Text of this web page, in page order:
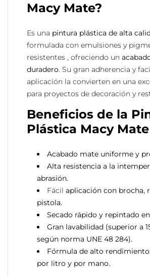
Macy Mate?
Es una pintura plástica de alta
formulada con emulsiones y
resistentes , ofreciendo un
duradero. Su gran adherencia y
aplicación la convierten en una
para proyectos de decoración y
Beneficios de la
Plástica Macy Mate
Acabado mate uniforme y
Alta resistencia a la
abrasión.
Fácil aplicación con brocha,
pistola.
Secado rápido y repintado
Gran lavabilidad (superior a
según norma UNE 48 284).
Fórmula de alto
por litro y por mano.